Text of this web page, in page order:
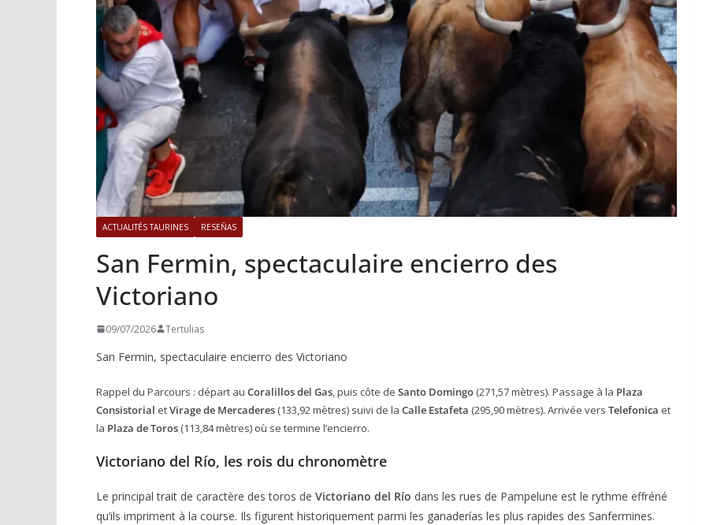
ACTUALITÉS TAURINES RESEÑAS
San Fermin, spectaculaire encierro des
Victoriano
09/07/2026 Tertulias
San Fermin, spectaculaire encierro des Victoriano
Rappel du Parcours : départ au Coralillos del Gas , puis côte de Santo Domingo (271,57 mètres). Passage à la Plaza
Consistorial etVirage de Mercaderes (133,92 mètres) suivi de la Calle Estafeta (295,90 mètres). Arrivée vers Telefonica et
la Plaza de Toros (113,84 mètres) où se termine l’encierro.
Victoriano del Río, les rois du chronomètre
Le principal trait de caractère des toros de Victoriano del Río dans les rues de Pampelune est le rythme effréné
qu’ils impriment à la course. Ils figurent historiquement parmi les ganaderías les plus rapides des Sanfermines.
Istres, l’ouverture en
photos
19/06/2026
Bayonne, la corrida des
fêtes en photos
17/07/2026